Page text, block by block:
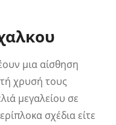
μια αίσθηση
χρυσή τους
μεγαλείου σε
σχέδια είτε